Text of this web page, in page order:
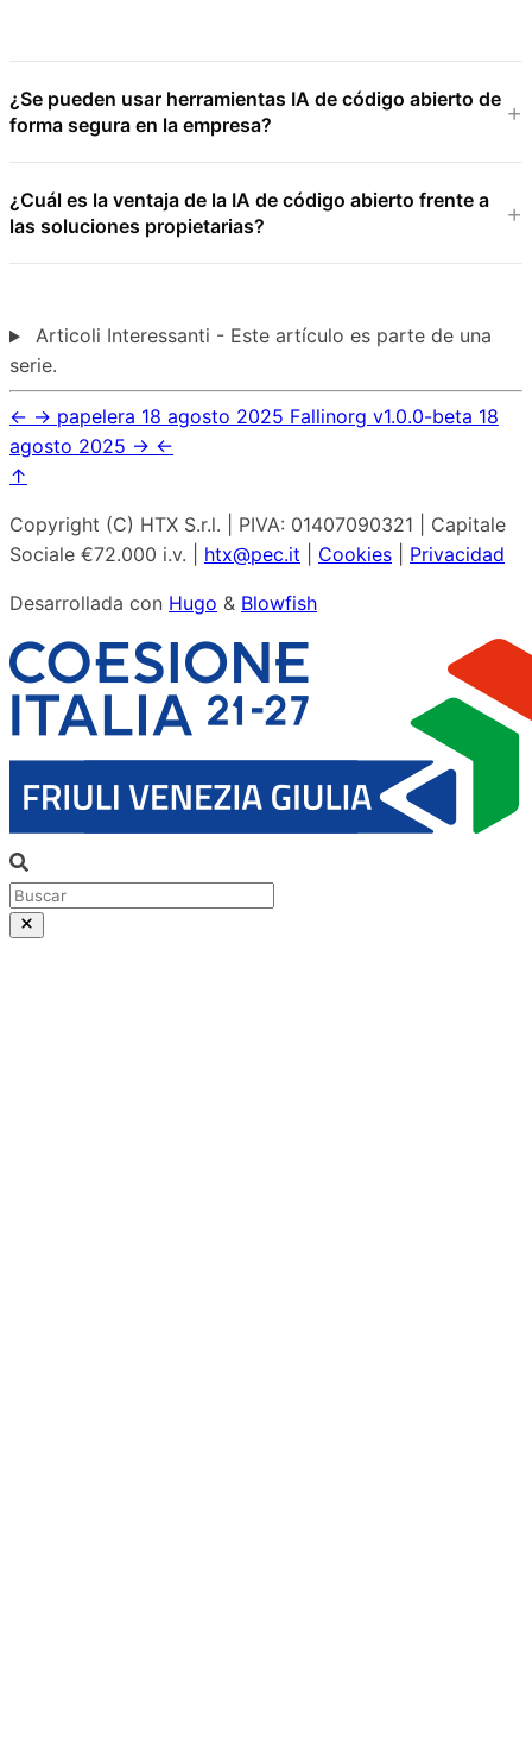
¿Se pueden usar herramientas IA de código abierto de
forma segura en la empresa?
¿Cuál es la ventaja de la IA de código abierto frente a
las soluciones propietarias?
Articoli Interessanti - Este artículo es parte de una
serie.
← → papelera 18 agosto 2025 Fallinorg v1.0.0-beta 18
agosto 2025 → ←
↑
Copyright (C) HTX S.r.l. | PIVA: 01407090321 | Capitale
Sociale €72.000 i.v. | htx@pec.it Cookies Privacidad
Desarrollada con Hugo & Blowfish